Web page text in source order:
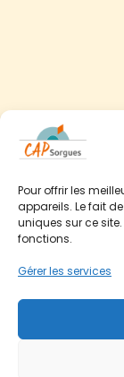
Pour offrir les
appareils. Le fait
uniques sur ce
fonctions.
Gérer les services